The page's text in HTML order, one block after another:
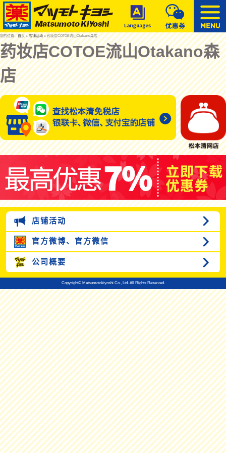
您的位置：首页»店铺活动» 药妆店COTOE流山Otakano森店
药妆店COTOE流山Otakano森
店
店铺活动
官方微博、 官方微信
公司概要
Copyright© Matsumotokiyoshi Co., Ltd. All Rights Reserved.